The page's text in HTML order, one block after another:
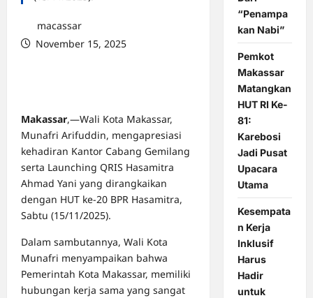
macassar
November 15, 2025
Makassar,—Wali Kota Makassar,
Munafri Arifuddin, mengapresiasi
kehadiran Kantor Cabang Gemilang
serta Launching QRIS Hasamitra
Ahmad Yani yang dirangkaikan
dengan HUT ke-20 BPR Hasamitra,
Sabtu (15/11/2025).
Dalam sambutannya, Wali Kota
Munafri menyampaikan bahwa
Pemerintah Kota Makassar, memiliki
hubungan kerja sama yang sangat
“Penampa
kan Nabi”
Pemkot
Makassar
Matangkan
HUT RI Ke-
81:
Karebosi
Jadi Pusat
Upacara
Utama
Kesempata
n Kerja
Inklusif
Harus
Hadir
untuk